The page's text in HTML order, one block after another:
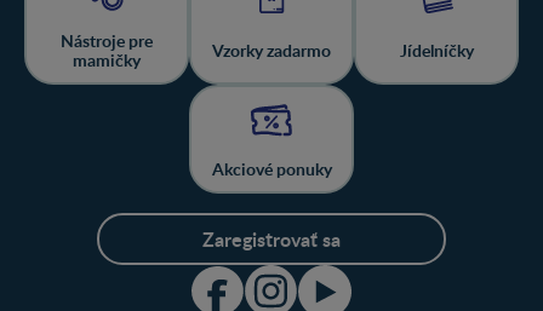
Nástroje pre
mamičky
Vzorky zadarmo Jídelníčky
Akciové ponuky
Zaregistrovať sa